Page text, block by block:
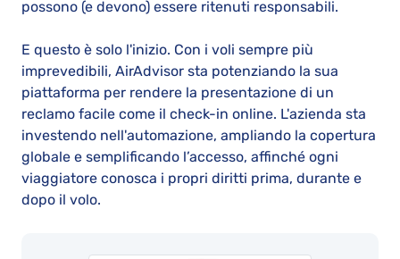
possono (e devono) essere ritenuti responsabili.
E questo è solo l'inizio. Con i voli sempre più
imprevedibili, AirAdvisor sta potenziando la sua
piattaforma per rendere la presentazione di un
reclamo facile come il check-in online. L'azienda sta
investendo nell'automazione, ampliando la copertura
globale e semplificando l’accesso, affinché ogni
viaggiatore conosca i propri diritti prima, durante e
dopo il volo.